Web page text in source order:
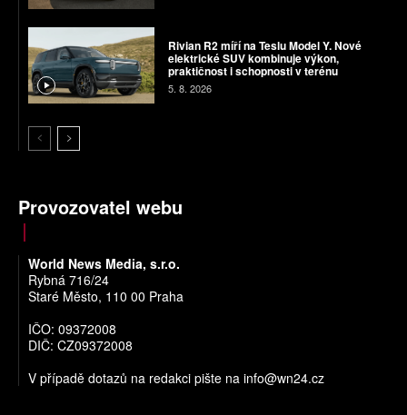
Rivian R2 míří na Teslu Model Y. Nové
elektrické SUV kombinuje výkon,
praktičnost i schopnosti v terénu
5. 8. 2026
Provozovatel webu
World News Media, s.r.o.
Rybná 716/24
Staré Město, 110 00 Praha
IČO: 09372008
DIČ: CZ09372008
V případě dotazů na redakci pište na info@wn24.cz